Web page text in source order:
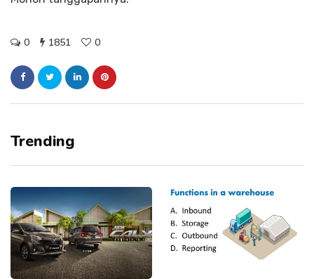
0 1851 0
Trending